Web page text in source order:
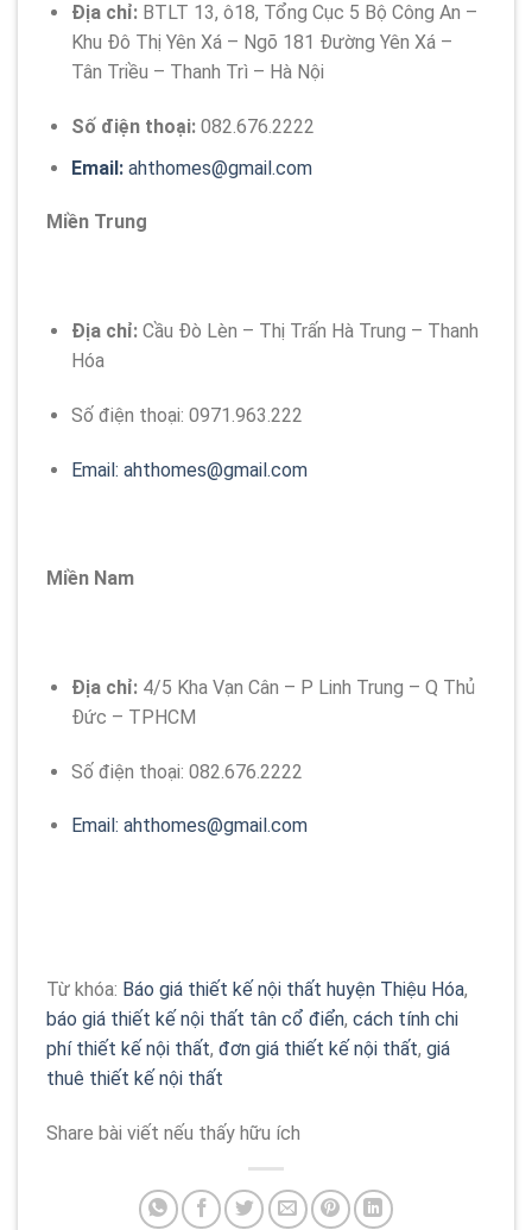
Địa chỉ: BTLT 13, ô18, Tổng Cục 5 Bộ Công An –
Khu Đô Thị Yên Xá – Ngõ 181 Đường Yên Xá –
Tân Triều – Thanh Trì – Hà Nội
Số điện thoại:082.676.2222
Email: ahthomes@gmail.com
Miền Trung
Địa chỉ: Cầu Đò Lèn – Thị Trấn Hà Trung – Thanh
Hóa
Số điện thoại: 0971.963.222
Email: ahthomes@gmail.com
Miền Nam
Địa chỉ: 4/5 Kha Vạn Cân – P Linh Trung – Q Thủ
Đức – TPHCM
Số điện thoại: 082.676.2222
Email: ahthomes@gmail.com
Từ khóa: Báo giá thiết kế nội thất huyện Thiệu Hóa,
báo giá thiết kế nội thất tân cổ điển, cách tính chi
phí thiết kế nội thất, đơn giá thiết kế nội thất, giá
thuê thiết kế nội thất
Share bài viết nếu thấy hữu ích